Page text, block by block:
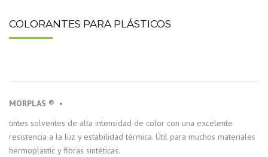
COLORANTES PARA PLÁSTICOS
MORPLAS ® •
tintes solventes de alta intensidad de color con una excelente
resistencia a la luz y estabilidad térmica. Útil para muchos materiales
hermoplastic y fibras sintéticas.